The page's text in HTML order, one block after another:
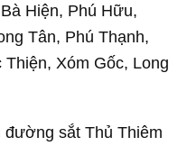
Hiện, Phú Hữu,
Tân, Phú Thạnh,
Xóm Gốc, Long
đường sắt Thủ Thiêm